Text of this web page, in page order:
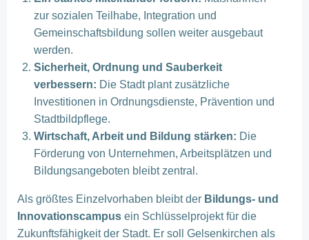
zur sozialen Teilhabe, Integration und
Gemeinschaftsbildung sollen weiter ausgebaut
werden.
Sicherheit, Ordnung und Sauberkeit
verbessern: Die Stadt plant zusätzliche
Investitionen in Ordnungsdienste, Prävention und
Stadtbildpflege.
Wirtschaft, Arbeit und Bildung stärken: Die
Förderung von Unternehmen, Arbeitsplätzen und
Bildungsangeboten bleibt zentral.
Als größtes Einzelvorhaben bleibt der Bildungs- und
Innovationscampus ein Schlüsselprojekt für die
Zukunftsfähigkeit der Stadt. Er soll Gelsenkirchen als